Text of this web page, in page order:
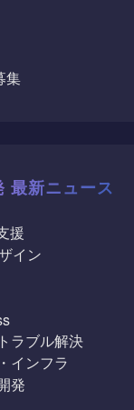
集
最新ニュース
援
イン
ラブル解決
インフラ
発